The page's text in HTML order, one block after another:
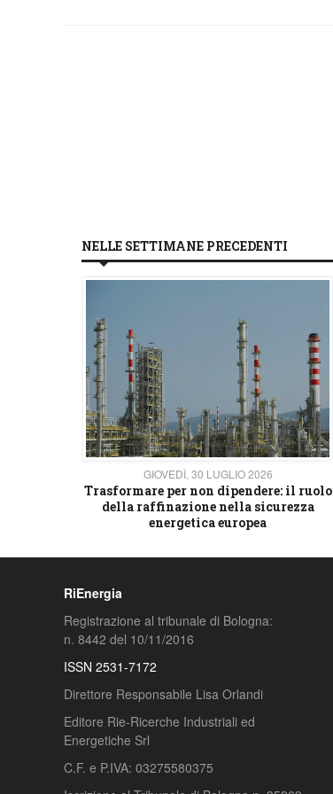
NELLE SETTIMANE PRECEDENTI
GIOVEDÌ, 30 LUGLIO 2026
Trasformare per non dipendere: il ruolo
della raffinazione nella sicurezza
energetica europea
RiEnergia
Registrazione al tribunale di Bologna:
n. 8442 del 10/11/2016
ISSN 2531-7172
Direttore Responsabile Lisa Orlandi
Editore Rie-Ricerche Industriali ed
Energetiche Srl
C.F. e P.IVA: 03275580375